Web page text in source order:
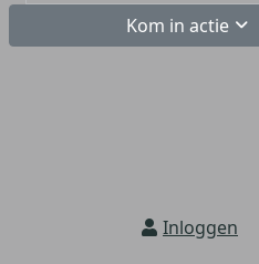
Kom in actie
Inloggen